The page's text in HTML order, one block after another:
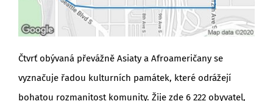
Čtvrť obývaná převážně Asiaty a Afroameričany se
vyznačuje řadou kulturních památek, které odrážejí
bohatou rozmanitost komunity. Žije zde 6 222 obyvatel,